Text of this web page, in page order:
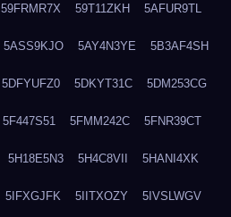
59FRMR7X 59T11ZKH 5AFUR9TL
5ASS9KJO 5AY4N3YE 5B3AF4SH
5DFYUFZ0 5DKYT31C 5DM253CG
5F447S51 5FMM242C 5FNR39CT
5H18E5N3 5H4C8VII 5HANI4XK
5IFXGJFK 5IITXOZY 5IVSLWGV